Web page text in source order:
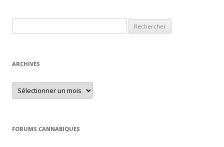
ARCHIVES
Archives
FORUMS CANNABIQUES